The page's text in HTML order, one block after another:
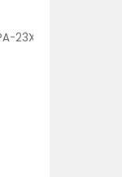
23X20 1/225